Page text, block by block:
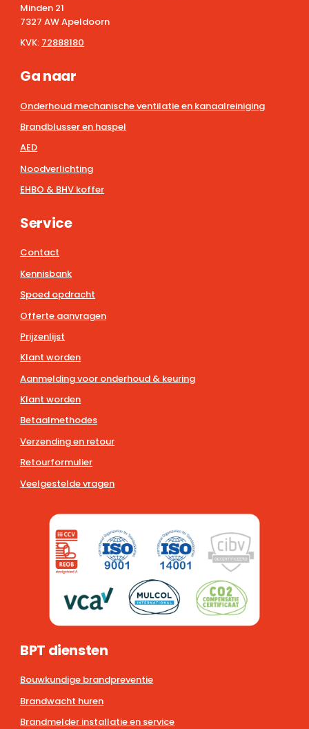
Minden 21
7327 AW Apeldoorn
KVK: 72888180
Ga naar
Onderhoud mechanische ventilatie en kanaalreiniging
Brandblusser en haspel
AED
Noodverlichting
EHBO & BHV koffer
Service
Contact
Kennisbank
Spoed opdracht
Offerte aanvragen
Prijzenlijst
Klant worden
Aanmelding voor onderhoud & keuring
Klant worden
Betaalmethodes
Verzending en retour
Retourformulier
Veelgestelde vragen
BPT diensten
Bouwkundige brandpreventie
Brandwacht huren
Brandmelder installatie en service